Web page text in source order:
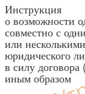
Инструкция
о возможности
совместно с
или
юридического
в силу
иным образом